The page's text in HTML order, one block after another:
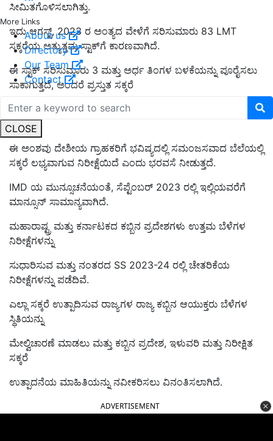
More Links
About us
Directory
Our Team
Contact
CLOSE
ಸೀಮಿತಗೊಳಿಸಲಾಗಿತ್ತು.
ಇದು ಆಗಸ್ಟ್, 2023 ರ ಅಂತ್ಯದ ವೇಳೆಗೆ ಸರಿಸುಮಾರು 83 LMT
ಸಕ್ಕರೆಯ ಅತ್ಯುತ್ತಮ ಸ್ಟಾಕ್‌ಗೆ ಕಾರಣವಾಗಿದೆ.
ಈ ಸ್ಟಾಕ್ ಸರಿಸುಮಾರು 3 ಮತ್ತು ಅರ್ಧ ತಿಂಗಳ ಬಳಕೆಯನ್ನು ಪೂರೈಸಲು
ಸಾಕಾಗುತ್ತದೆ, ಅಂದರೆ ಪ್ರಸ್ತುತ ಸಕ್ಕರೆ
ಋತುವಿನ 2022-23 ರ ಕೊನೆಯಲ್ಲಿ ದೇಶದಲ್ಲಿ ಲಭ್ಯವಿರುವ ಅತ್ಯುತ್ತಮ
ದಾಸ್ತಾನು.
ಈ ಅಂಶವು ದೇಶೀಯ ಗ್ರಾಹಕರಿಗೆ ಭವಿಷ್ಯದಲ್ಲಿ ಸಮಂಜಸವಾದ ಬೆಲೆಯಲ್ಲಿ
ಸಕ್ಕರೆ ಲಭ್ಯವಾಗುವ ನಿರೀಕ್ಷೆಯಿದೆ ಎಂದು ಭರವಸೆ ನೀಡುತ್ತದೆ.
IMD ಯ ಮುನ್ಸೂಚನೆಯಂತೆ, ಸೆಪ್ಟೆಂಬರ್ 2023 ರಲ್ಲಿ ಇಲ್ಲಿಯವರೆಗೆ
ಮಾನ್ಸೂನ್ ಸಾಮಾನ್ಯವಾಗಿದೆ.
ಮಹಾರಾಷ್ಟ್ರ ಮತ್ತು ಕರ್ನಾಟಕದ ಕಬ್ಬಿನ ಪ್ರದೇಶಗಳು ಉತ್ತಮ ಬೆಳೆಗಳ
ನಿರೀಕ್ಷೆಗಳನ್ನು
ಸುಧಾರಿಸುವ ಮತ್ತು ನಂತರದ SS 2023-24 ರಲ್ಲಿ ಚೇತರಿಕೆಯ
ನಿರೀಕ್ಷೆಗಳನ್ನು ಪಡೆದಿವೆ.
ಎಲ್ಲಾ ಸಕ್ಕರೆ ಉತ್ಪಾದಿಸುವ ರಾಜ್ಯಗಳ ರಾಜ್ಯ ಕಬ್ಬಿನ ಆಯುಕ್ತರು ಬೆಳೆಗಳ
ಸ್ಥಿತಿಯನ್ನು
ಮೇಲ್ವಿಚಾರಣೆ ಮಾಡಲು ಮತ್ತು ಕಬ್ಬಿನ ಪ್ರದೇಶ, ಇಳುವರಿ ಮತ್ತು ನಿರೀಕ್ಷಿತ
ಸಕ್ಕರೆ
ಉತ್ಪಾದನೆಯ ಮಾಹಿತಿಯನ್ನು ನವೀಕರಿಸಲು ವಿನಂತಿಸಲಾಗಿದೆ.
ADVERTISEMENT